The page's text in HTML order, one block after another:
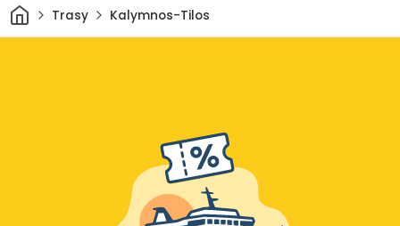
Domov
Trasy Kalymnos-Tilos